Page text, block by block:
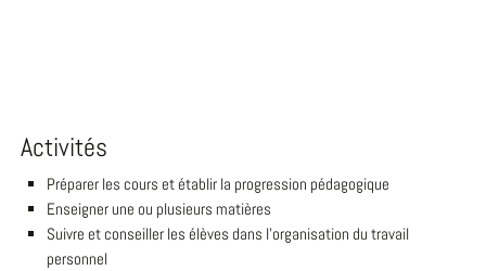
Activités
Préparer les cours et établir la progression pédagogique
Enseigner une ou plusieurs matières
Suivre et conseiller les élèves dans l'organisation du travail
personnel